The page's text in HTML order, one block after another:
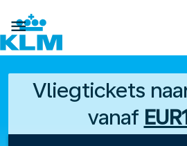

Vliegtickets
vanaf